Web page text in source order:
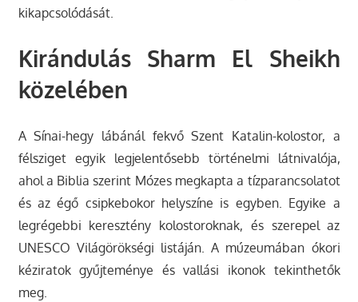
kikapcsolódását.
Kirándulás Sharm El Sheikh
közelében
A Sínai-hegy lábánál fekvő Szent Katalin-kolostor, a
félsziget egyik legjelentősebb történelmi látnivalója,
ahol a Biblia szerint Mózes megkapta a tízparancsolatot
és az égő csipkebokor helyszíne is egyben. Egyike a
legrégebbi keresztény kolostoroknak, és szerepel az
UNESCO Világörökségi listáján. A múzeumában ókori
kéziratok gyűjteménye és vallási ikonok tekinthetők
meg.